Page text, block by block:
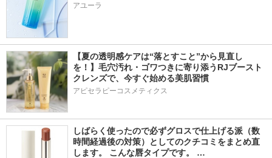
アユーラ
【夏の透明感ケアは“落とすこと”から見直し
を！】毛穴汚れ・ゴワつきに寄り添うRJブースト
クレンズで、今すぐ始める美肌習慣
アピセラピーコスメティクス
しばらく使ったので必ずグロスで仕上げる派（数
時間経過後の対策）としてのクチコミをまとめ直
します。 こんな唇タイプです。 …